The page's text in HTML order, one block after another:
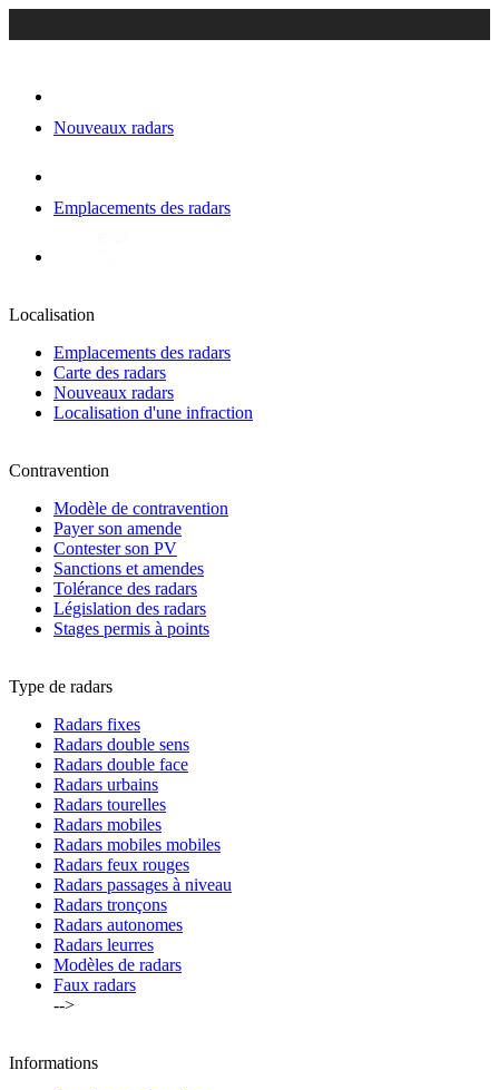
Nouveaux radars
Emplacements des radars
Localisation
Emplacements des radars
Carte des radars
Nouveaux radars
Localisation d'une infraction
Contravention
Modèle de contravention
Payer son amende
Contester son PV
Sanctions et amendes
Tolérance des radars
Législation des radars
Stages permis à points
Type de radars
Radars fixes
Radars double sens
Radars double face
Radars urbains
Radars tourelles
Radars mobiles
Radars mobiles mobiles
Radars feux rouges
Radars passages à niveau
Radars tronçons
Radars autonomes
Radars leurres
Modèles de radars
Faux radars
-->
Informations